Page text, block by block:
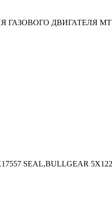
ДЛЯ ГАЗОВОГО ДВИГАТЕЛЯ
SEAL,BULLGEAR